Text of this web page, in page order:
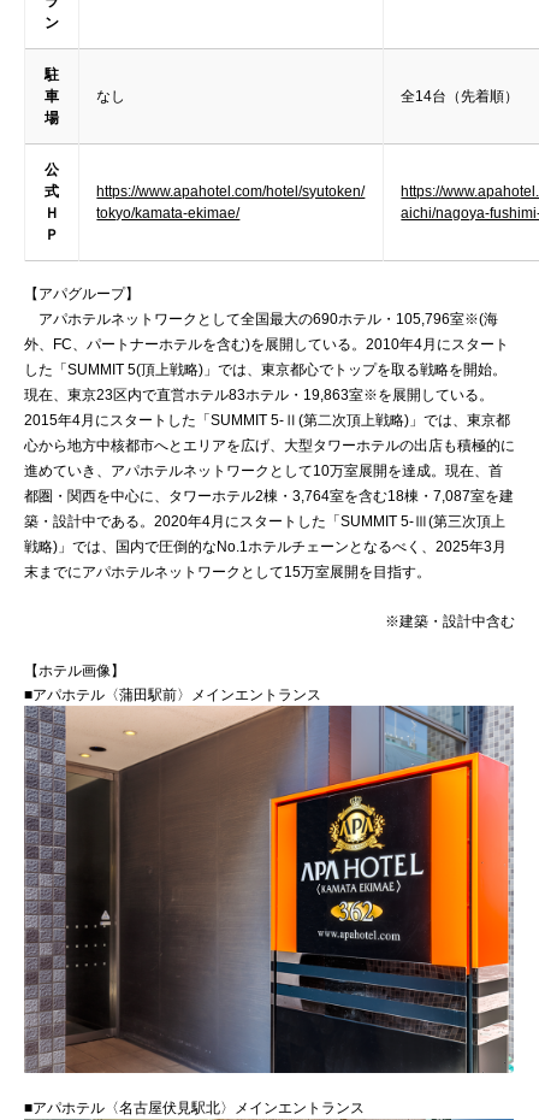
ン
駐
車
場
なし 全14台（先着順）
公
式
Ｈ
Ｐ
https://www.apahotel.com/hotel/syutoken/
tokyo/kamata-ekimae/
https://
aichi/nagoya-
【アパグループ】
アパホテルネットワークとして全国最大の690ホテル・105,796室※(海
外、FC、パートナーホテルを含む)を展開している。2010年4月にスタート
した「SUMMIT 5(頂上戦略)」では、東京都心でトップを取る戦略を開始。
現在、東京23区内で直営ホテル83ホテル・19,863室※を展開している。
2015年4月にスタートした「SUMMIT 5-Ⅱ(第二次頂上戦略)」では、東京都
心から地方中核都市へとエリアを広げ、大型タワーホテルの出店も積極的に
進めていき、アパホテルネットワークとして10万室展開を達成。現在、首
都圏・関西を中心に、タワーホテル2棟・3,764室を含む18棟・7,087室を建
築・設計中である。2020年4月にスタートした「SUMMIT 5-Ⅲ(第三次頂上
戦略)」では、国内で圧倒的なNo.1ホテルチェーンとなるべく、2025年3月
末までにアパホテルネットワークとして15万室展開を目指す。
※建築・設計中含む
【ホテル画像】
■アパホテル〈蒲田駅前〉メインエントランス
■アパホテル〈名古屋伏見駅北〉メインエントランス